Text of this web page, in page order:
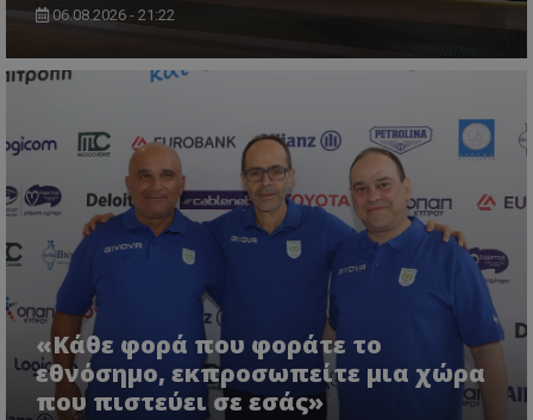
06.08.2026 - 21:22
«Κάθε φορά που φοράτε το
εθνόσημο, εκπροσωπείτε μια χώρα
που πιστεύει σε εσάς»